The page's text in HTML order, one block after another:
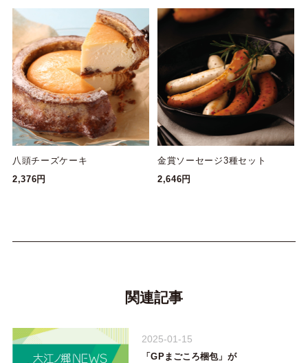
八頭チーズケーキ
2,376円
金賞ソーセージ3種セット
2,646円
関連記事
2025-01-15
「GPまごころ梱包」が